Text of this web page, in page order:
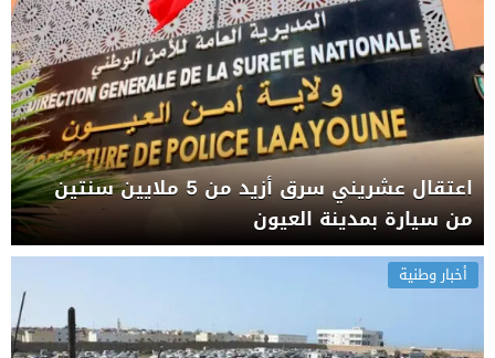
اعتقال عشريني سرق أزيد من 5 ملايين سنتين
من سيارة بمدينة العيون
أخبار وطنية